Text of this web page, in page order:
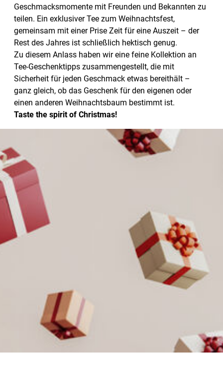
Geschmacksmomente mit Freunden und Bekannten zu
teilen. Ein exklusiver Tee zum Weihnachtsfest,
gemeinsam mit einer Prise Zeit für eine Auszeit – der
Rest des Jahres ist schließlich hektisch genug.
Zu diesem Anlass haben wir eine feine Kollektion an
Tee-Geschenktipps zusammengestellt, die mit
Sicherheit für jeden Geschmack etwas bereithält –
ganz gleich, ob das Geschenk für den eigenen oder
einen anderen Weihnachtsbaum bestimmt ist.
Taste the spirit of Christmas!